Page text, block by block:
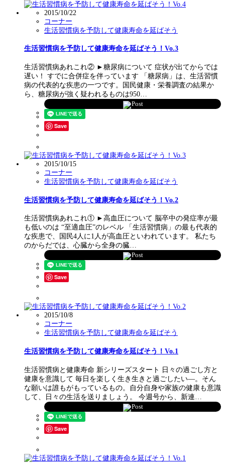
2015/10/22
コーナー
生活習慣病を予防して健康寿命を延ばそう
生活習慣病を予防して健康寿命を延ばそう！Vo.3
生活習慣病あれこれ② ►糖尿病について 症状が出てからでは
遅い！ すでに合併症を伴っています 「糖尿病」は、生活習慣
病の代表的な疾患の一つです。国民健康・栄養調査の結果か
ら、糖尿病が強く疑われるものは950…
Post
Save
2015/10/15
コーナー
生活習慣病を予防して健康寿命を延ばそう
生活習慣病を予防して健康寿命を延ばそう！Vo.2
生活習慣病あれこれ① ►高血圧について 脳卒中の発症率が最
も低いのは “至適血圧”のレベル 「生活習慣病」の最も代表的
な疾患で、国民4人に1人が高血圧といわれています。 私たち
のからだでは、心臓から全身の臓…
Post
Save
2015/10/8
コーナー
生活習慣病を予防して健康寿命を延ばそう
生活習慣病を予防して健康寿命を延ばそう！Vo.1
生活習慣病と健康寿命 新シリーズスタート 日々の過ごし方と
健康を意識して 毎日を楽しく生き生きと過ごしたい―。そん
な願いは誰もがもっているもの。自分自身や家族の健康も意識
して、日々の生活を送りましょう。 今週号から、新連…
Post
Save